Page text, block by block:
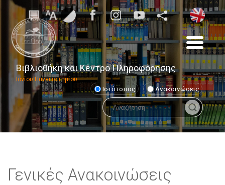
Βιβλιοθήκη και Κέντρο Πληροφόρησης
Ιονίου Πανεπιστημίου
Ιστότοπος Ανακοινώσεις
Γενικές Ανακοινώσεις